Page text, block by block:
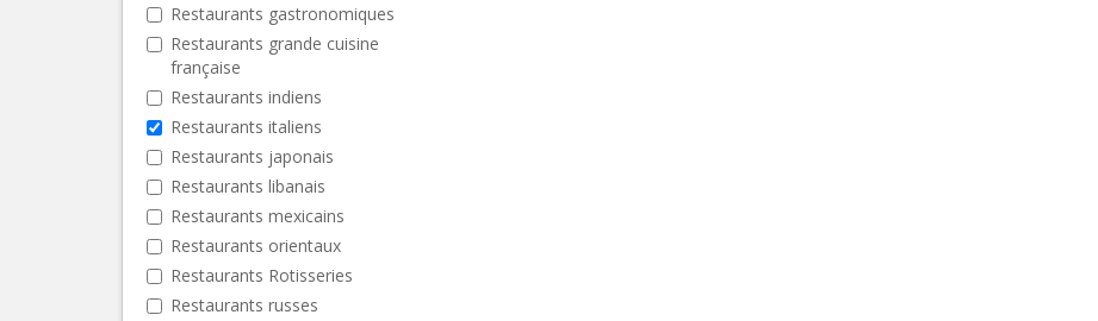
Restaurants gastronomiques
Restaurants grande cuisine
française
Restaurants indiens
Restaurants italiens
Restaurants japonais
Restaurants libanais
Restaurants mexicains
Restaurants orientaux
Restaurants Rotisseries
Restaurants russes